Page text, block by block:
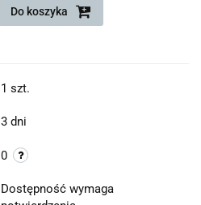
Do koszyka
1 szt.
3 dni
0
Dostępność wymaga